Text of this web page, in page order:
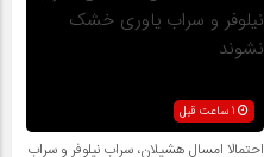
احتمالا امسال هشیلان، سراب نیلوفر و سراب